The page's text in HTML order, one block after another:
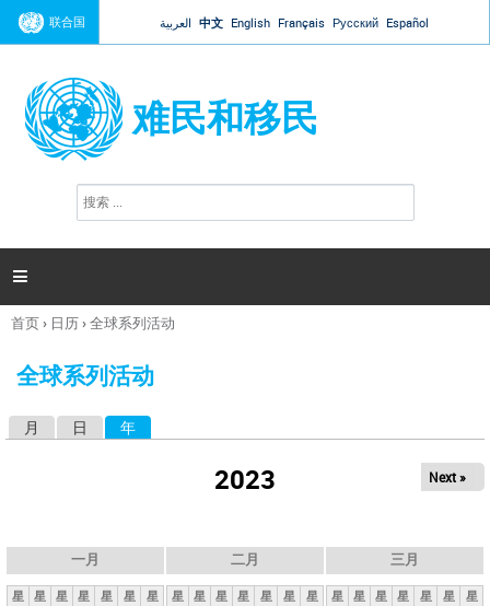
Jump to navigation
联合国 العربية 中文 English Français Русский Español
难民和移民
搜
索

你
这
首页› 日历›全球系列活动
全球系列活动
月 日 年
2023 Next »
一月
星 星 星 星 星 星
星
二月
星 星 星 星 星 星 星
三月
星 星 星 星 星 星 星